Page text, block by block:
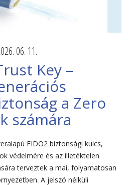
06. 11.
Key –
a Zero
számára
FIDO2 biztonsági kulcs,
védelmére és az illetéktelen
terveztek a mai, folyamatosan
A jelszó nélküli